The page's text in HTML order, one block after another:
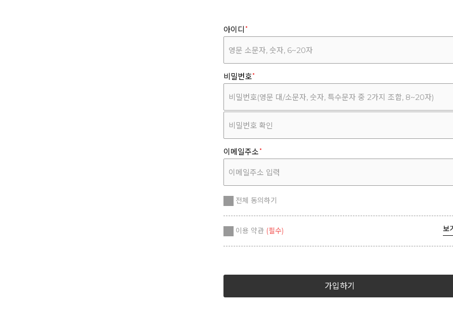
아이디
비밀번호
이메일주소
전체 동의하기
이용 약관 (필수) 보
가입하기